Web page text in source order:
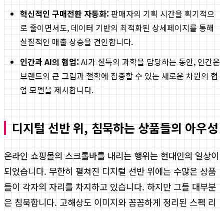
혁신적인 구매전환 자동화: 판매자의 기획 시간을 획기적으
로 줄이면서도, 데이터 기반의 최적화된 상세페이지를 통해
실질적인 매출 상승을 견인합니다.
인간과 AI의 협업: AI가 설득의 과학을 담당하는 동안, 인간은
브랜드의 큰 그림과 철학에 집중할 수 있는 새로운 차원의 협
업 모델을 제시합니다.
디지털 선반 위, 침묵하는 상품들의 아우성
온라인 쇼핑몰의 스크롤바를 내리는 행위는 현대인의 일상이
되었습니다. 무한히 펼쳐진 디지털 선반 위에는 수많은 상품
들이 각자의 자리를 차지하고 있습니다. 하지만 그들 대부분
은 침묵합니다. 고해상도 이미지와 꼼꼼하게 정리된 스펙 리